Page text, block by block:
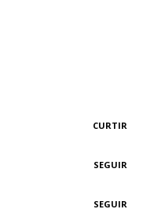
CURTIR
SEGUIR
SEGUIR